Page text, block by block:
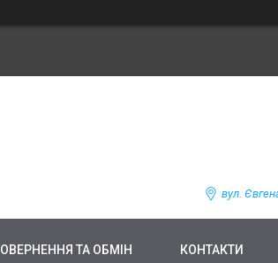
вул.
ТА ОБМІН КОНТАКТИ